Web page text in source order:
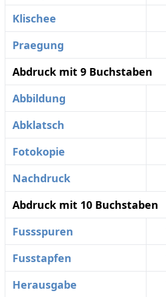
Klischee
Praegung
Abdruck mit 9 Buchstaben
Abbildung
Abklatsch
Fotokopie
Nachdruck
Abdruck mit 10 Buchstaben
Fussspuren
Fusstapfen
Herausgabe